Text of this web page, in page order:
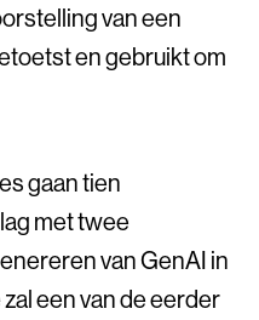
van een
en gebruikt om
gaan tien
met twee
van GenAI in
een van de eerder